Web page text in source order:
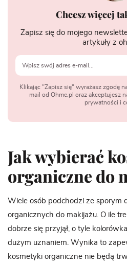
Chcesz więcej
Zapisz się do mojego
artykuły z
Klikając "Zapisz się" wyrażasz zgodę
mail od Ohme.pl oraz akceptujesz
prywatności i
Jak wybierać
organiczne do
Wiele osób podchodzi ze sporym
organicznych do makijażu. O ile
dobrze się przyjął, o tyle
dużym uznaniem. Wynika to
kosmetyki organiczne nie będą